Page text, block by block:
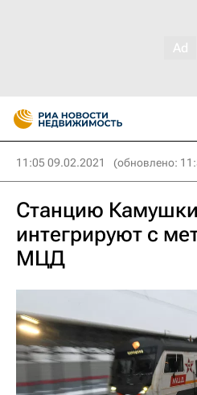
11:05 09.02.2021 (обновлено:
Станцию
интегрируют с
МЦД